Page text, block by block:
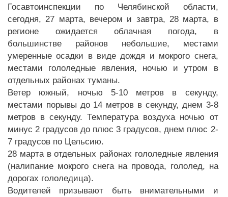
Госавтоинспекции по Челябинской области,
сегодня, 27 марта, вечером и завтра, 28 марта, в
регионе ожидается облачная погода, в
большинстве районов небольшие, местами
умеренные осадки в виде дождя и мокрого снега,
местами гололедные явления, ночью и утром в
отдельных районах туманы.
Ветер южный, ночью 5-10 метров в секунду,
местами порывы до 14 метров в секунду, днем 3-8
метров в секунду. Температура воздуха ночью от
минус 2 градусов до плюс 3 градусов, днем плюс 2-
7 градусов по Цельсию.
28 марта в отдельных районах гололедные явления
(налипание мокрого снега на провода, гололед, на
дорогах гололедица).
Водителей призывают быть внимательными и